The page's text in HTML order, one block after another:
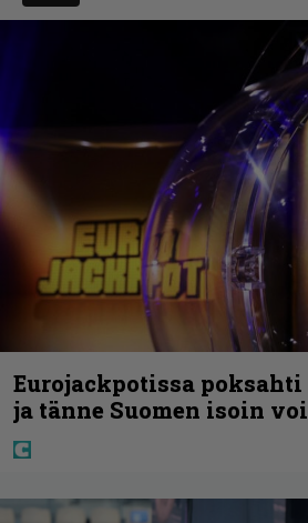
Eurojackpotissa poksahti
ja tänne Suomen isoin